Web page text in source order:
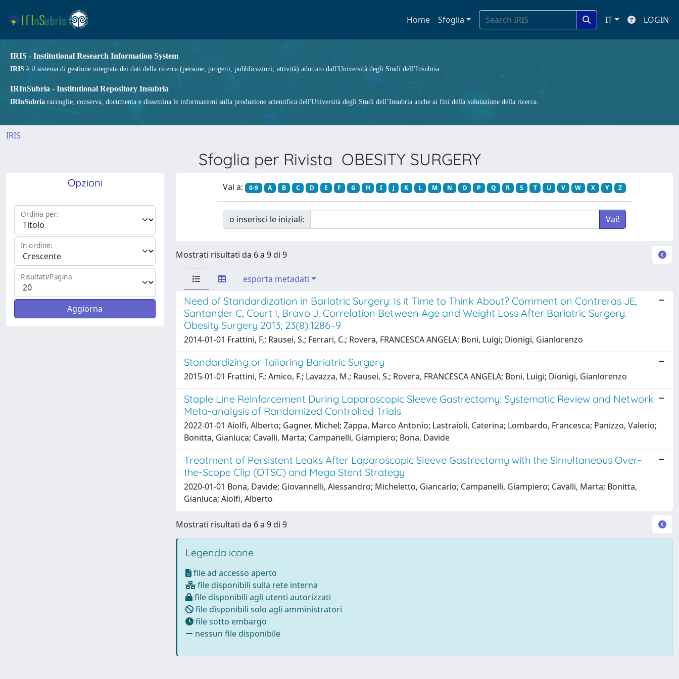
Home Sfoglia IT LOGIN
IRIS - Institutional Research Information System
IRIS è il sistema di gestione integrata dei dati della ricerca (persone, progetti, pubblicazioni, attività) adottato dall'Università degli Studi dell’Insubria.
IRInSubria - Institutional Repository Insubria
IRInSubria raccoglie, conserva, documenta e dissemina le informazioni sulla produzione scientifica dell'Università degli Studi dell’Insubria anche ai fini della valutazione della ricerca.
IRIS
Sfoglia per Rivista OBESITY SURGERY
Opzioni
Ordina per:
In ordine:
Risultati/Pagina
Vai a: 0-9 A B C D E F G H I J K L M N O P Q R S T U V W X Y Z
o inserisci le iniziali:
Mostrati risultati da 6 a 9 di 9
esporta metadati
Need of Standardization in Bariatric Surgery: Is it Time to Think About? Comment on Contreras JE,
Santander C, Court I, Bravo J. Correlation Between Age and Weight Loss After Bariatric Surgery.
Obesity Surgery 2013; 23(8):1286–9
2014-01-01 Frattini, F.; Rausei, S.; Ferrari, C.; Rovera, FRANCESCA ANGELA; Boni, Luigi; Dionigi, Gianlorenzo
Standardizing or Tailoring Bariatric Surgery
2015-01-01 Frattini, F.; Amico, F.; Lavazza, M.; Rausei, S.; Rovera, FRANCESCA ANGELA; Boni, Luigi; Dionigi, Gianlorenzo
Staple Line Reinforcement During Laparoscopic Sleeve Gastrectomy: Systematic Review and Network
Meta-analysis of Randomized Controlled Trials
2022-01-01 Aiolfi, Alberto; Gagner, Michel; Zappa, Marco Antonio; Lastraioli, Caterina; Lombardo, Francesca; Panizzo, Valerio;
Bonitta, Gianluca; Cavalli, Marta; Campanelli, Giampiero; Bona, Davide
Treatment of Persistent Leaks After Laparoscopic Sleeve Gastrectomy with the Simultaneous Over-
the-Scope Clip (OTSC) and Mega Stent Strategy
2020-01-01 Bona, Davide; Giovannelli, Alessandro; Micheletto, Giancarlo; Campanelli, Giampiero; Cavalli, Marta; Bonitta,
Gianluca; Aiolfi, Alberto
Mostrati risultati da 6 a 9 di 9
Legenda icone
file ad accesso aperto
file disponibili sulla rete interna
file disponibili agli utenti autorizzati
file disponibili solo agli amministratori
file sotto embargo
nessun file disponibile